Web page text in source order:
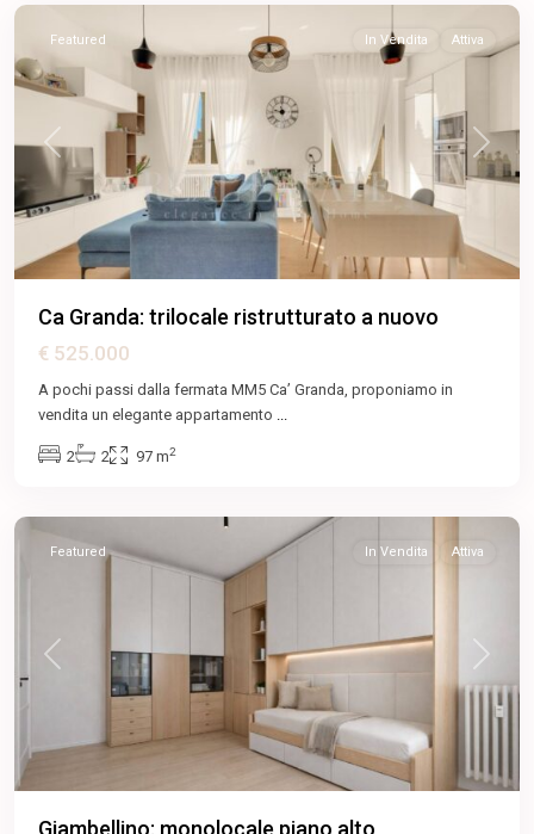
Previous Next
Featured In Vendita Attiva
Ca Granda: trilocale ristrutturato a nuovo
€ 525.000
A pochi passi dalla fermata MM5 Ca’ Granda, proponiamo in
vendita un elegante appartamento ...
2 2 97 m2
Nere ,
Inganni,
Lorenteggio
-
Primaticcio,
Previous Next
Featured In Vendita Attiva
Giambellino: monolocale piano alto